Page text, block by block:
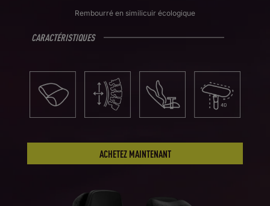
Rembourré en similicuir écologique
CARACTÉRISTIQUES
ACHETEZ MAINTENANT